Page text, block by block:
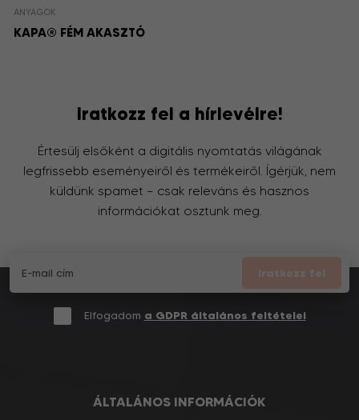
ANYAGOK
KAPA® FÉM AKASZTÓ
Iratkozz fel a hírlevélre!
Értesülj elsőként a digitális nyomtatás világának
legfrissebb eseményeiről és termékeiről. Ígérjük, nem
küldünk spamet – csak releváns és hasznos
információkat osztunk meg.
Iratkozz fel
Elfogadom a GDPR általános feltételei
ÁLTALÁNOS INFORMÁCIÓK